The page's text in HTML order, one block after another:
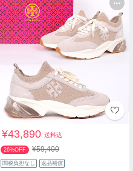
¥43,890送料込
26%OFF ¥59,400
関税負担なし 返品補償